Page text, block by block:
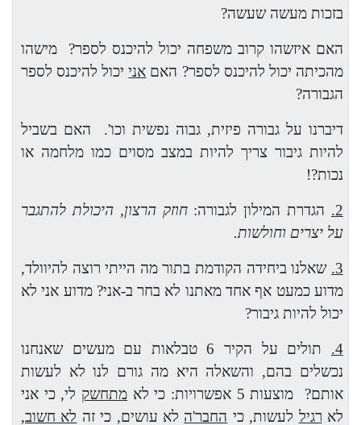
בזכות מעשה שעשה?
האם איזשהו קרוב משפחה יכול להיכנס לספר?
מישהו
מהכיתה יכול להיכנס לספר? האם אנייכול להיכנס לספר
הגבורה?
דיברנו על גבורה פיזית, גבוה נפשית וכו'.
האם בשביל
להיות גיבור צריך להיות במצב מסוים כמו מלחמה או
נכות?!
2. הגדרת המילון לגבורה:חוזק הרצון, היכולת להתגבר
על יצרים וחולשות.
3. שאלנו ביחידה הקודמת בתור מה הייתי רוצה להיוולד,
מדוע כמעט אף אחד מאתנו לא בחר ב-אני? מדוע אני לא
יכול להיות גיבור?
4.
תולים על הקיר 6 טבלאות עם מעשים שאנחנו
נכשלים בהם, והשאלה היא מה גורם לנו לא לעשות
אותם?
מוצעות 5 אפשרויות: כי לא מתחשק לי, כי אני
לא רגיל לעשות, כי החבר'ה לא עושים, כי זה לא חשוב,